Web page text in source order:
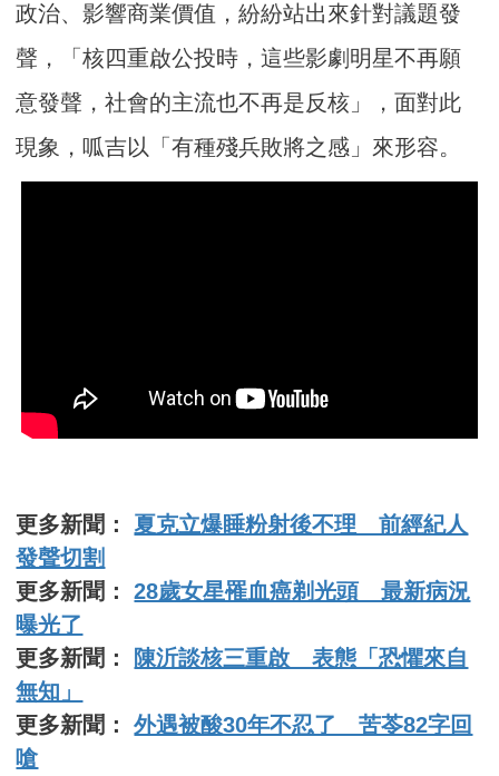
政治、影響商業價值，紛紛站出來針對議題發
聲，「核四重啟公投時，這些影劇明星不再願
意發聲，社會的主流也不再是反核」，面對此
現象，呱吉以「有種殘兵敗將之感」來形容。
更多新聞： 夏克立爆睡粉射後不理 前經紀人
發聲切割
更多新聞：28歲女星罹血癌剃光頭 最新病況
曝光了
更多新聞：
陳沂談核三重啟 表態「恐懼來自
無知」
更多新聞：外遇被酸30年不忍了 苦苓82字回
嗆